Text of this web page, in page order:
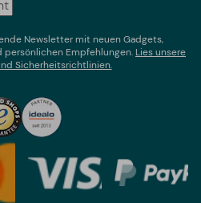
Newsletter mit neuen Gadgets,
Empfehlungen. Lies unsere
Sicherheitsrichtlinien.